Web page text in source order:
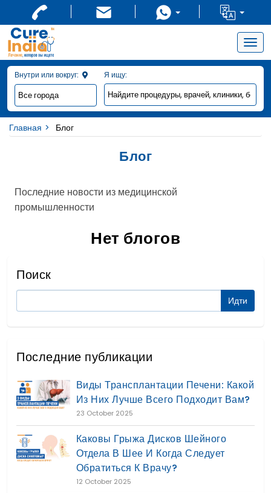
Внутри или вокруг:
Я ищу:
Главная Блог
Блог
Последние новости из медицинской
промышленности
Нет блогов
Поиск
Последние публикации
Виды Трансплантации Печени: Какой
Из Них Лучше Всего Подходит Вам?
23 October 2025
Каковы Грыжа Дисков Шейного
Отдела В Шее И Когда Следует
Обратиться К Врачу?
12 October 2025